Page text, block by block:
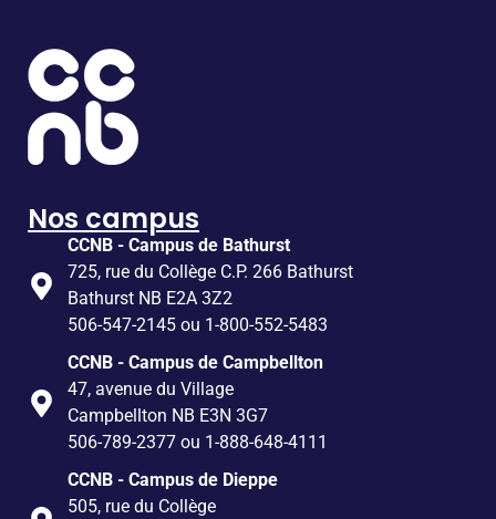
Nos campus
CCNB - Campus de Bathurst
725, rue du Collège C.P. 266 Bathurst
Bathurst NB E2A 3Z2
506-547-2145 ou 1-800-552-5483
CCNB - Campus de Campbellton
47, avenue du Village
Campbellton NB E3N 3G7
506-789-2377 ou 1-888-648-4111
CCNB - Campus de Dieppe
505, rue du Collège